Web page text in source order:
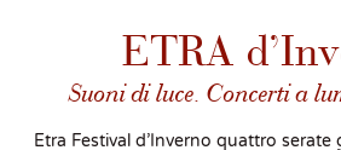
ETRA
Suoni di luce. Concerti a
Etra Festival d’Inverno quattro